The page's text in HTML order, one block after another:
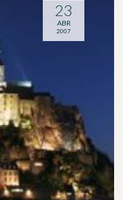
23
ABR
2007